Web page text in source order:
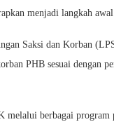
menjadi langkah
Saksi dan Korban
PHB sesuai dengan
melalui berbagai